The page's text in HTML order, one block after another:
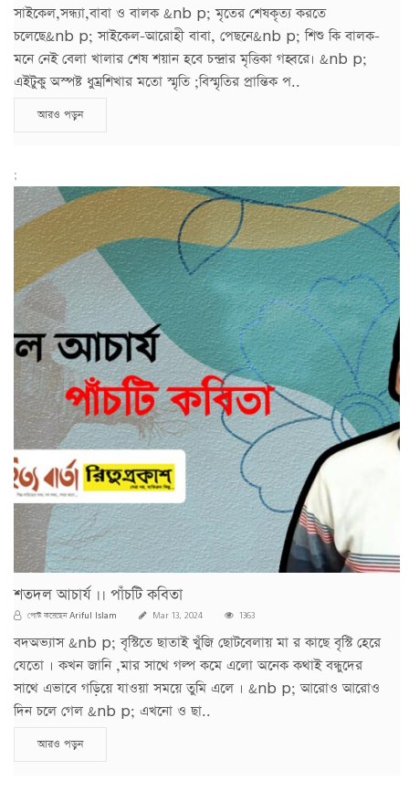
সাইকেল,সন্ধ্যা,বাবা ও বালক &nb p; মৃতের শেষকৃত্য করতে
চলেছে&nb p; সাইকেল-আরোহী বাবা, পেছনে&nb p; শিশু কি বালক-
মনে নেই বেলা খালার শেষ শয়ান হবে চন্দ্রার মৃত্তিকা গহ্বরে। &nb p;
এইটুকু অস্পষ্ট ধুম্রশিখার মতো স্মৃতি ;বিস্মৃতির প্রান্তিক প..
আরও পড়ুন
;
শতদল আচার্য ।। পাঁচটি কবিতা
পোস্ট করেছেনAriful Islam Mar 13, 2024 1363
বদঅভ্যাস &nb p; বৃস্টিতে ছাতাই খুঁজি ছোটবেলায় মা র কাছে বৃস্টি হেরে
যেতো । কখন জানি ,মার সাথে গল্প কমে এলো অনেক কথাই বন্ধুদের
সাথে এভাবে গড়িয়ে যাওয়া সময়ে তুমি এলে । &nb p; আরোও আরোও
দিন চলে গেল &nb p; এখনো ও ছা..
আরও পড়ুন